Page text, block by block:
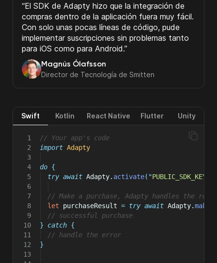
“El SDK de Adapty hizo que la integración de
compras dentro de la aplicación fuera muy fácil.
Con solo unas pocas líneas de código, pude
implementar suscripciones sin problemas tanto
para iOS como para Android.”
Magnús Ólafsson
Director de Tecnología de Smitten
Swift Kotlin React Native Flutter Unity
// Your app's code
import Adapty
do {
try await Adapty. activate( "PUBLIC_SDK_KEY
// Make a purchase, Adapty handles the rest
let purchaseResult = try await Adapty.
// successful purchase
}
catch {
// handle the error
}